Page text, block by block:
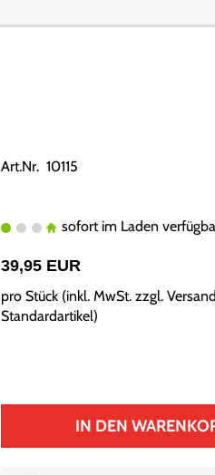
Art.Nr. 10115
sofort im Laden
39,95 EUR
pro Stück (inkl. MwSt. zzgl.
Standardartikel)
IN DEN